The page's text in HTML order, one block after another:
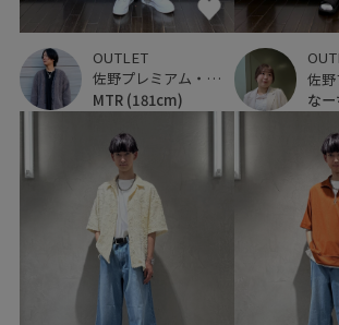
OUTLET
佐野プレミアム・アウトレット
MTR (181cm)
な